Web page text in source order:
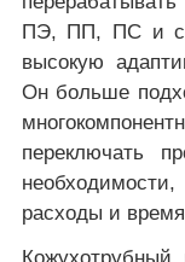
ПЭ, ПП, ПС и
высокую
Он больше
переключать
расходы и
Кожухотрубный